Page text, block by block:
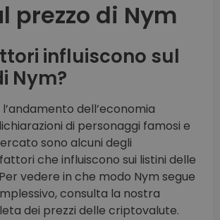
prezzo di Nym
influiscono sul
Nym?
dell’economia
di personaggi famosi e
sono alcuni degli
che influiscono sui listini delle
vedere in che modo Nym segue
consulta la nostra
dei prezzi delle criptovalute.